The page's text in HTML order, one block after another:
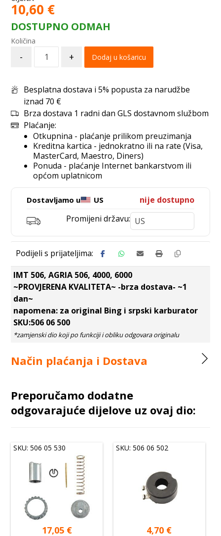
10,60 €
DOSTUPNO ODMAH
- + Dodaj u košaricu
Besplatna dostava i 5% popusta za narudžbe
iznad 70 €
Brza dostava 1 radni dan GLS dostavnom službom
Plaćanje:
Otkupnina - plaćanje prilikom preuzimanja
Kreditna kartica - jednokratno ili na rate (Visa,
MasterCard, Maestro, Diners)
Ponuda - plaćanje Internet bankarstvom ili
općom uplatnicom
Dostavljamo u US
nije dostupno
Promijeni državu:
IMT 506, AGRIA 506, 4000, 6000
~PROVJERENA KVALITETA~ -brza dostava- ~1
dan~
napomena: za original Bing i srpski karburator
SKU:506 06 500
Način plaćanja i Dostava
Preporučamo dodatne
odgovarajuće dijelove uz ovaj dio:
SKU: 506 05 530
17,05 €
SKU: 506 06 502
4,70 €